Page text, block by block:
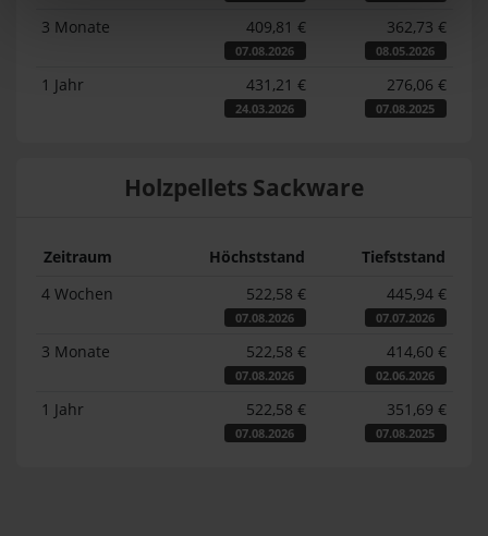
3 Monate 409,81 €
07.08.2026
362,73 €
08.05.2026
1 Jahr 431,21 €
24.03.2026
276,06 €
07.08.2025
Holzpellets Sackware
Zeitraum Höchststand
Tiefststand
4 Wochen
522,58 €
07.08.2026
445,94 €
07.07.2026
3 Monate 522,58 €
07.08.2026
414,60 €
02.06.2026
1 Jahr 522,58 €
07.08.2026
351,69 €
07.08.2025